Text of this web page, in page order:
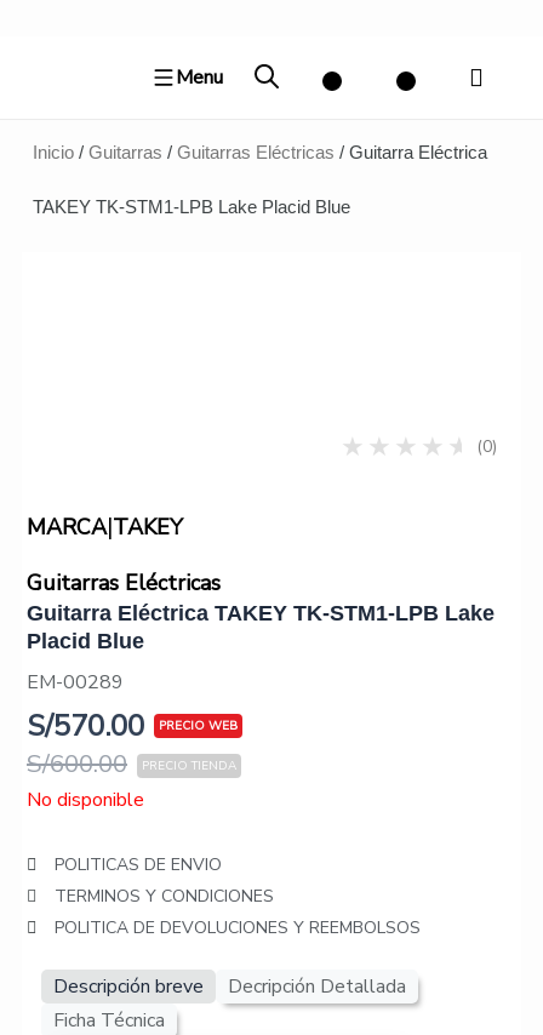
Menu
Inicio/ Guitarras / Guitarras Eléctricas / Guitarra Eléctrica
TAKEY TK-STM1-LPB Lake Placid Blue
(0)
MARCA|TAKEY
Guitarras Eléctricas
Guitarra Eléctrica TAKEY TK-STM1-LPB Lake
Placid Blue
EM-00289
S/600.00
S/570.00
No disponible
POLITICAS DE ENVIO
TERMINOS Y CONDICIONES
POLITICA DE DEVOLUCIONES Y REEMBOLSOS
Descripción breve
Decripción Detallada
Ficha Técnica